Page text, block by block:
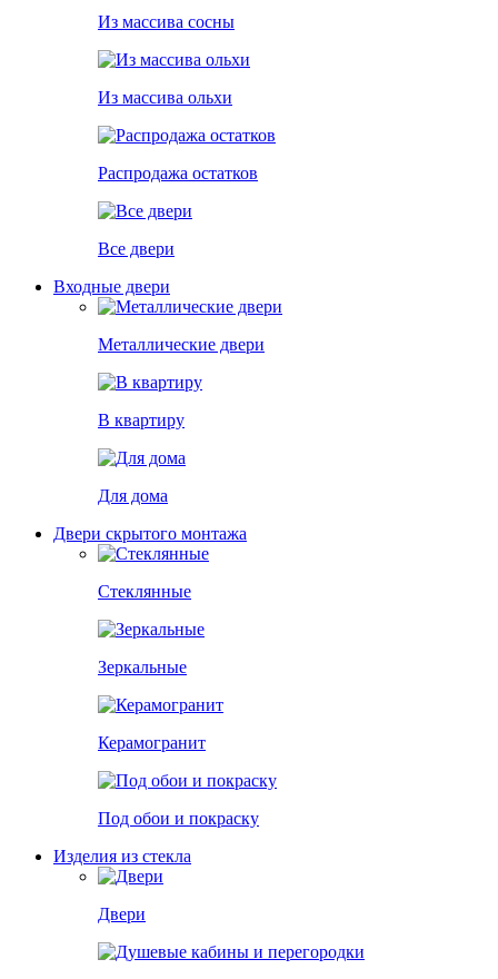
Из массива сосны
Из массива ольхи
Распродажа остатков
Все двери
Входные двери
Металлические двери
В квартиру
Для дома
Двери скрытого монтажа
Стеклянные
Зеркальные
Керамогранит
Под обои и покраску
Изделия из стекла
Двери